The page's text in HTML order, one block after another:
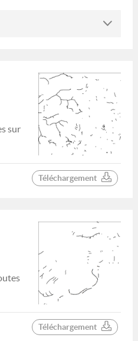
sur
Téléchargement
Téléchargement